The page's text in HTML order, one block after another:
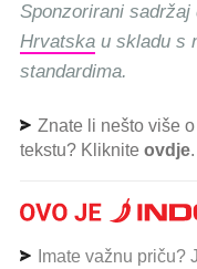
Sponzorirani sadržaj
Hrvatska u skladu s
standardima.
Znate li nešto više
tekstu? Kliknite ovdje.
Imate važnu priču?